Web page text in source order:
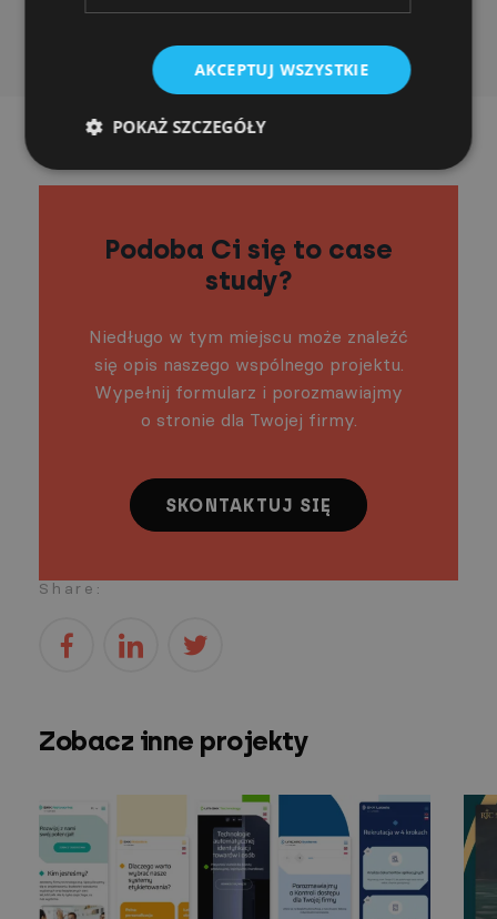
Daniel Kotliński, Head of Strategy & Founder The Gaps
Podoba Ci się to case
study?
Niedługo w tym miejscu może znaleźć
się opis naszego wspólnego projektu.
Wypełnij formularz i porozmawiajmy
o stronie dla Twojej firmy.
SKONTAKTUJ SIĘ
Share:
Zobacz inne projekty
AKCEPTUJ WSZYSTKIE
POKAŻ SZCZEGÓŁY